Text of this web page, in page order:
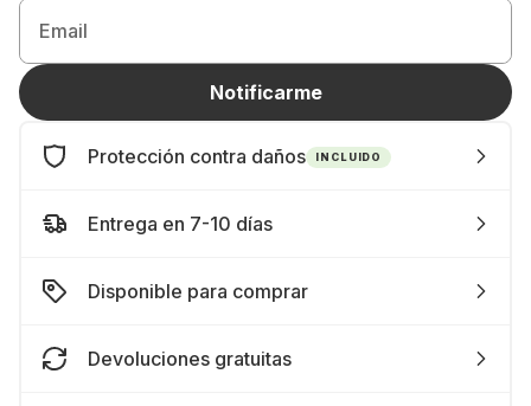
Email
Notificarme
Protección contra daños INCLUIDO
Entrega en 7-10 días
Disponible para comprar
Devoluciones gratuitas